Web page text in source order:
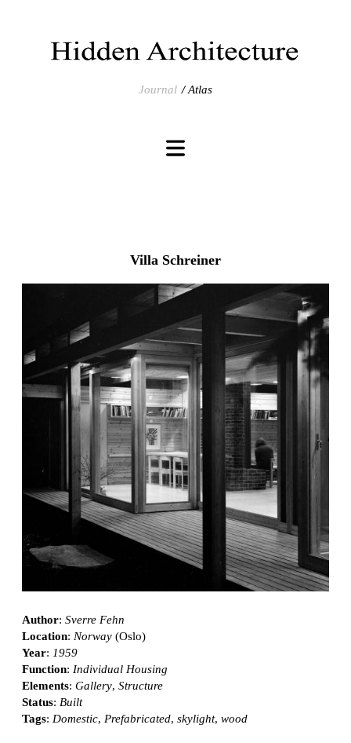
Journal Atlas
Villa Schreiner
Author: Sverre Fehn
Location: Norway (Oslo)
Year: 1959
Function: Individual Housing
Elements: Gallery, Structure
Status: Built
Tags: Domestic, Prefabricated, skylight, wood